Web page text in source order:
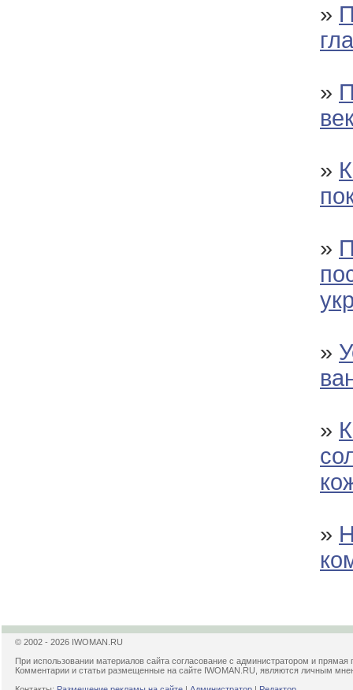
»
»
»
»
»
»
»
© 2002 - 2026 IWOMAN.RU
При использовании материалов сайта согласование с администратором и прямая
Комментарии и статьи размещенные на сайте IWOMAN.RU, являются личным